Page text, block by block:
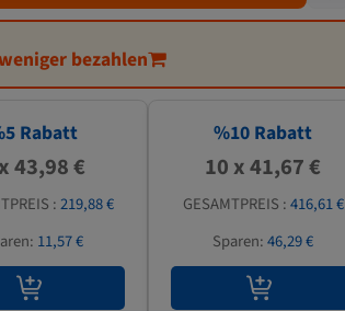
bezahlen
5Rabatt
43,98 €
:219,88 €
11,57 €
%10 Rabatt
10 x 41,67 €
GESAMTPREIS :416,61 €
Sparen:46,29 €